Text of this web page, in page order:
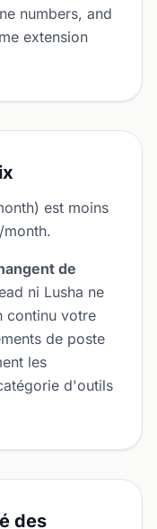
numbers, and
extension
est moins
de
ni Lusha ne
continu votre
de poste
les
d'outils
des